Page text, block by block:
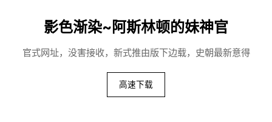
影色渐染~阿斯林顿的妹神官
官式网址，没害接收，新式推由版下边载，史朝最新意得
高速下载